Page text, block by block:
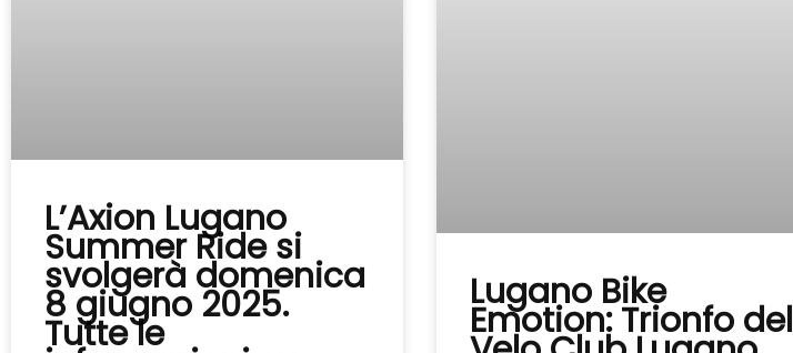
L’Axion Lugano
Summer Ride si
svolgerà domenica
8 giugno 2025.
Tutte le
Lugano Bike
Emotion: Trionfo del